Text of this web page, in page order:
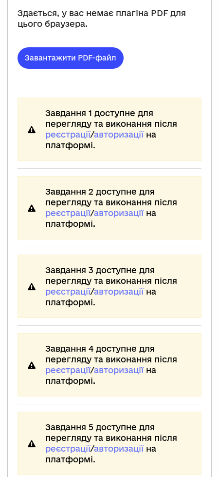
Здається, у вас немає плагіна PDF для
цього браузера.
Завантажити PDF-файл
Завдання 1 доступне для
перегляду та виконання після
реєстрації/авторизаціїна
платформі.
Завдання 2 доступне для
перегляду та виконання після
реєстрації/авторизаціїна
платформі.
Завдання 3 доступне для
перегляду та виконання після
реєстрації/авторизаціїна
платформі.
Завдання 4 доступне для
перегляду та виконання після
реєстрації/авторизаціїна
платформі.
Завдання 5 доступне для
перегляду та виконання після
реєстрації/авторизаціїна
платформі.